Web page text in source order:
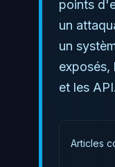
points
un
un
exposés,
et les API.
Articles